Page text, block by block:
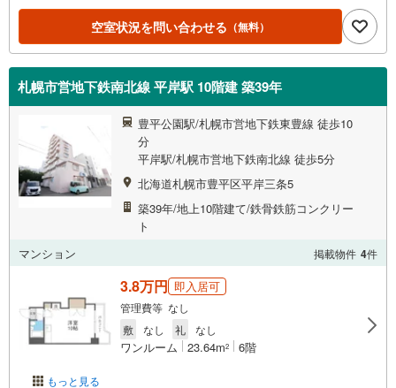
空室状況を問い合わせる （無料）
札幌市営地下鉄南北線 平岸駅 10階建 築39年
豊平公園駅/札幌市営地下鉄東豊線 徒歩10
分
平岸駅/札幌市営地下鉄南北線 徒歩5分
北海道札幌市豊平区平岸三条5
築39年/地上10階建て/鉄骨鉄筋コンクリー
ト
マンション
掲載物件 4件
もっと見る
3.8万円 即入居可
管理費等 なし
敷
なし 礼 なし
ワンルーム 23.64m2 6階